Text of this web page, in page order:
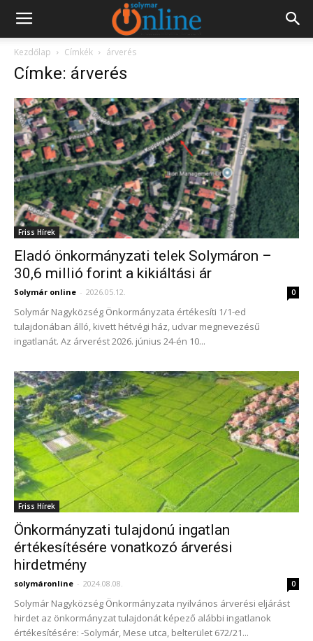
Kezdőlap Címkék árverés
Címke: árverés
Friss Hírek
Eladó önkormányzati telek Solymáron –
30,6 millió forint a kikiáltási ár
Solymár online - 2026.05.12. 0
Solymár Nagyközség Önkormányzata értékesíti 1/1-ed
tulajdonában álló, kivett hétvégi ház, udvar megnevezésű
ingatlanát. Az árverést 2026. június 24-én 10...
Friss Hírek
Önkormányzati tulajdonú ingatlan
értékesítésére vonatkozó árverési
hirdetmény
solymáronline - 2024.08.08. 0
Solymár Nagyközség Önkormányzata nyilvános árverési eljárást
hirdet az önkormányzat tulajdonát képező alábbi ingatlanok
értékesítésére: -Solymár, Mese utca, belterület 672/21...